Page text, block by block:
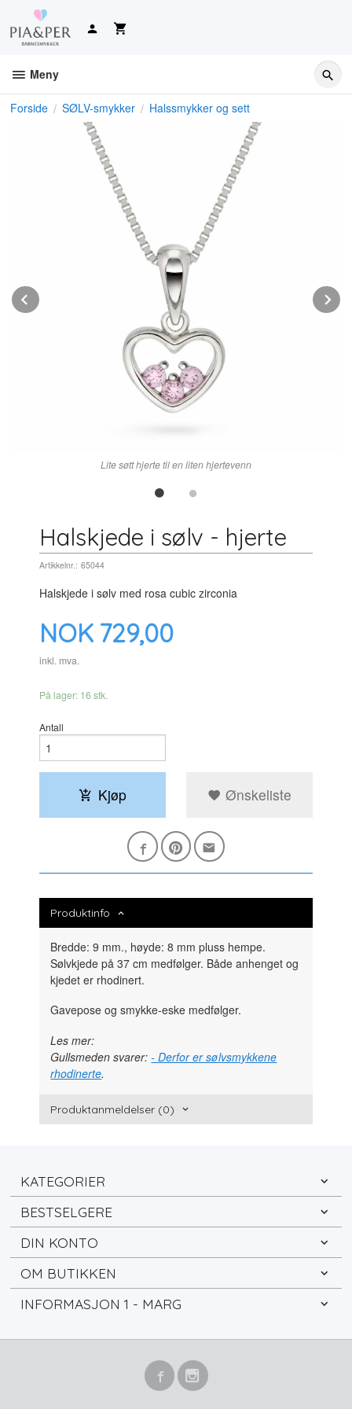
innholdet
Meny
Forside SØLV-smykker Halssmykker og sett
Lite søtt hjerte til en liten hjertevenn
Prev
Halskjede i sølv - hjerte
Artikkelnr.: 65044
Halskjede i sølv med rosa cubic zirconia
Pris
NOK 729,00
inkl. mva.
På lager: 16 stk.
Antall
Kjøp Ønskeliste
Produktinfo
Bredde: 9 mm., høyde: 8 mm pluss hempe.
Sølvkjede på 37 cm medfølger. Både anhenget og
kjedet er rhodinert.
Gavepose og smykke-eske medfølger.
Les mer:
Gullsmeden svarer:- Derfor er sølvsmykkene
rhodinerte.
Produktanmeldelser (0)
KATEGORIER
BESTSELGERE
DIN KONTO
OM BUTIKKEN
INFORMASJON 1 - MARG